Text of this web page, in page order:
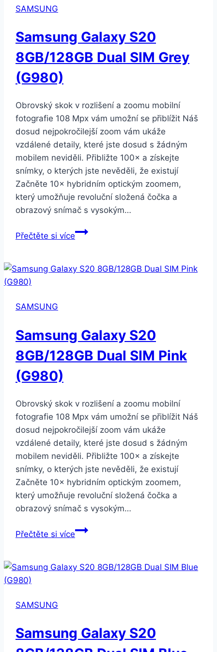
SAMSUNG
Samsung Galaxy S20
8GB/128GB Dual SIM Grey
(G980)
Obrovský skok v rozlišení a zoomu mobilní
fotografie 108 Mpx vám umožní se přiblížit Náš
dosud nejpokročilejší zoom vám ukáže
vzdálené detaily, které jste dosud s žádným
mobilem neviděli. Přibližte 100× a získejte
snímky, o kterých jste nevěděli, že existují
Začněte 10× hybridním optickým zoomem,
který umožňuje revoluční složená čočka a
obrazový snímač s vysokým…
Přečtěte si víceSamsung
8GB/128GB
SAMSUNG
Samsung Galaxy S20
8GB/128GB Dual SIM Pink
(G980)
Obrovský skok v rozlišení a zoomu mobilní
fotografie 108 Mpx vám umožní se přiblížit Náš
dosud nejpokročilejší zoom vám ukáže
vzdálené detaily, které jste dosud s žádným
mobilem neviděli. Přibližte 100× a získejte
snímky, o kterých jste nevěděli, že existují
Začněte 10× hybridním optickým zoomem,
který umožňuje revoluční složená čočka a
obrazový snímač s vysokým…
Přečtěte si víceSamsung
8GB/128GB
SAMSUNG
Samsung Galaxy S20